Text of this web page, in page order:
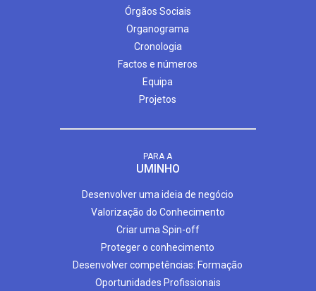
Órgãos Sociais
Organograma
Cronologia
Factos e números
Equipa
Projetos
PARA A
UMINHO
Desenvolver uma ideia de negócio
Valorização do Conhecimento
Criar uma Spin-off
Proteger o conhecimento
Desenvolver competências: Formação
Oportunidades Profissionais